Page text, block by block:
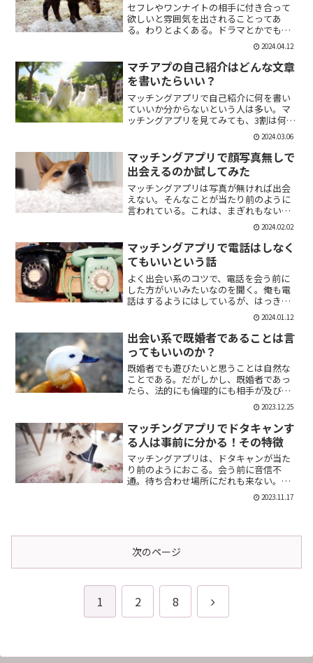
セフレやワンナイトの相手に付き合って
欲しいと雰囲気を出されることってあ
る。わりとよくある。ドラマとかでも、
「1回やっただけで恋人面するな。」みた
いなのがあるけど、現実でもよくある。
そんな時に、相手を気付つけずいかに波
風立てずに振るか。遊び人...
2024.04.12
マチアプの自己紹介はどんな文章
を書いたらいい？
マッチングアプリで自己紹介に何を書い
ていいか分からないという人は多い。マ
ッチングアプリを見てみても、3割は何も
書いていない人がいる。なかには、何を
書いていいか分かりませんー。とだけ書
いている人も。なので、今回の記事はマ
チアプのプロフィールの...
2024.03.06
マッチングアプリで顔写真無しで
出会えるのか試してみた
マッチングアプリは写真が無ければ出会
えない。そんなことが当たり前のように
言われている。これは、まぎれもない事
実だと思う。自分が使う時に写真を載せ
ていない人は無視するし、相手をするに
しても適当にあしらう。写真無しで出会
えるのは、お金が発生する...
2024.02.02
マッチングアプリで電話はしなく
てもいいという話
よく出会い系のコツで、電話を会う前に
した方がいいみたいなのを聞く。俺も電
話はするようにはしているが、はっきり
言っちゃうと電話なんていらない。よっ
ぽど話術や声に自信ある人だけすればい
いと思っている。では、その理由を語っ
ていこう。電話を嫌がる人...
2024.01.12
出会い系で既婚者であることは言
ってもいいのか？
既婚者でも遊びたいと思うことは自然な
ことである。だがしかし、既婚者であっ
たら、法的にも倫理的にも相手が及び腰
になることは明らかだ。では、既婚者で
あることを言わない方がいいのか。否、
それは違う。既婚者であることを伝える
メリット出会い系で既婚者...
2023.12.25
マッチングアプリでドタキャンす
る人は事前に分かる！その特徴
マッチングアプリは、ドタキャンが当た
り前のようにおこる。会う前に音信不
通。待ち合わせ場所にだれも来ない。そ
んなの普通だ。迷惑な話だが、このドタ
キャン野郎どもは見分けることができ
2023.11.17
次のページ
1 2 8
次